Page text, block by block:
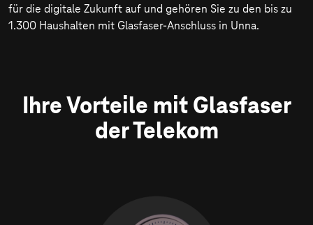
für die digitale Zukunft auf und gehören Sie zu den bis zu
1.300 Haushalten mit Glasfaser-Anschluss in Unna.
Ihre Vorteile mit Glasfaser
der Telekom